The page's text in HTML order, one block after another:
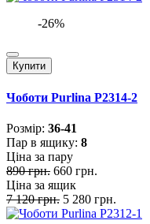
-26%
Купити
Чоботи Purlina P2314-2
Розмiр: 36-41
Пар в ящику: 8
Ціна за пару
890 грн. 660 грн.
Ціна за ящик
7 120 грн. 5 280 грн.